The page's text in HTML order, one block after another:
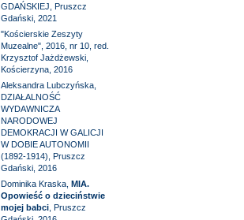
GDAŃSKIEJ, Pruszcz
Gdański, 2021
"Kościerskie Zeszyty
Muzealne", 2016, nr 10, red.
Krzysztof Jażdżewski,
Kościerzyna, 2016
Aleksandra Lubczyńska,
DZIAŁALNOŚĆ
WYDAWNICZA
NARODOWEJ
DEMOKRACJI W GALICJI
W DOBIE AUTONOMII
(1892-1914), Pruszcz
Gdański, 2016
Dominika Kraska, MIA.
Opowieść o dzieciństwie
mojej babci, Pruszcz